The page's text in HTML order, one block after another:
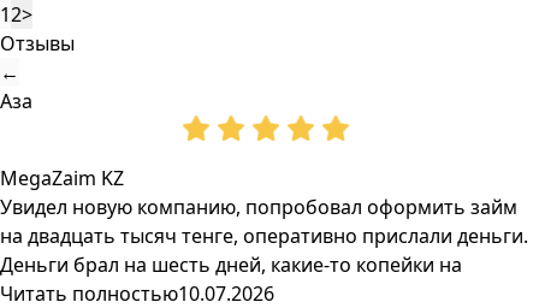
12>
Отзывы
←
Аза
MegaZaim KZ
Увидел новую компанию, попробовал оформить займ
на двадцать тысяч тенге, оперативно прислали деньги.
Деньги брал на шесть дней, какие-то копейки на
Читать полностью10.07.2026